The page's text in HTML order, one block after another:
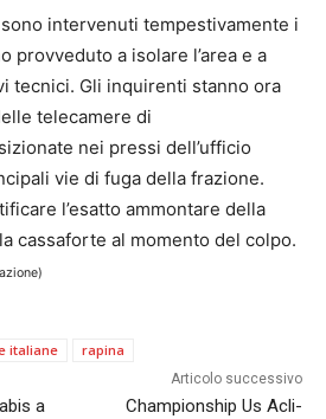
intervenuti tempestivamente i
provveduto a isolare l’area e a
tecnici. Gli inquirenti stanno ora
telecamere di
nei pressi dell’ufficio
vie di fuga della frazione.
l’esatto ammontare della
cassaforte al momento del colpo.
italiane rapina
a
Articolo successivo
Championship Us Acli-